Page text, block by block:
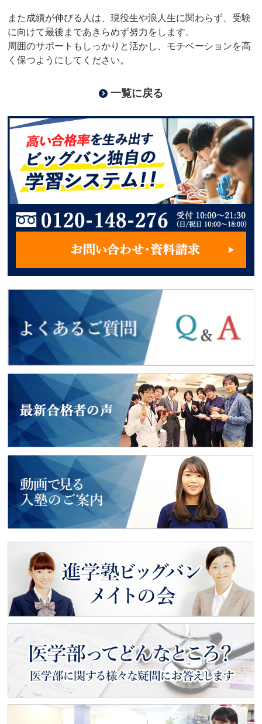
また成績が伸びる人は、現役生や浪人生に関わらず、受験
に向けて最後まであきらめず努力をします。
周囲のサポートもしっかりと活かし、モチベーションを高
く保つようにしてください。
一覧に戻る
よくあるご質問
2018年度入試
最新合格者の声
入塾のご案内
進学塾ビッグバン
メイトの会
医学部ってどんなところ？医学部に関する様々な疑問にお